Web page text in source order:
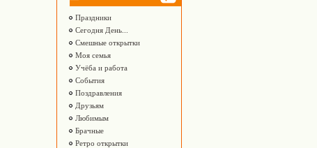
Праздники
Сегодня День...
Смешные открытки
Моя семья
Учёба и работа
События
Поздравления
Друзьям
Любимым
Брачные
Ретро открытки